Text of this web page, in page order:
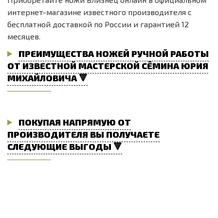
интернет-магазине известного производителя с
бесплатной доставкой по России и гарантией 12
месяцев.
ПРЕИМУЩЕСТВА НОЖЕЙ РУЧНОЙ РАБОТЫ
ОТ ИЗВЕСТНОЙ МАСТЕРСКОЙ СЁМИНА ЮРИЯ
МИХАЙЛОВИЧА 🔻
ПОКУПАЯ НАПРЯМУЮ ОТ
ПРОИЗВОДИТЕЛЯ ВЫ ПОЛУЧАЕТЕ
СЛЕДУЮЩИЕ ВЫГОДЫ 🔻